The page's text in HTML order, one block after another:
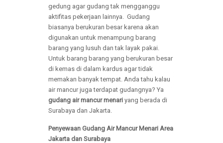
gedung agar gudang tak mengganggu
aktifitas pekerjaan lainnya. Gudang
biasanya berukuran besar karena akan
digunakan untuk menampung barang
barang yang lusuh dan tak layak pakai.
Untuk barang barang yang berukuran besar
di kemas di dalam kardus agar tidak
memakan banyak tempat. Anda tahu kalau
air mancur juga terdapat gudangnya? Ya
gudang air mancur menariyang berada di
Surabaya dan Jakarta.
Penyewaan Gudang Air Mancur Menari Area
Jakarta dan Surabaya